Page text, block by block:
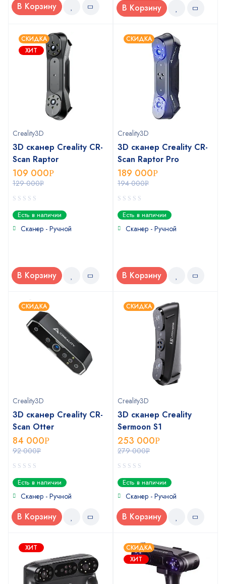
В Корзину В Корзину
СКИДКА
ХИТ
Creality3D
3D сканер Creality CR-
Scan Raptor
129 000Р
109 000Р
0
out
of
Есть в наличии
Сканер - Ручной
В Корзину
СКИДКА
Creality3D
3D сканер Creality CR-
Scan Raptor Pro
194 000Р
189 000Р
0
out
of
Есть в наличии
Сканер - Ручной
В Корзину
СКИДКА
Creality3D
3D сканер Creality CR-
Scan Otter
92 000Р
84 000Р
0
out
of
Есть в наличии
Сканер - Ручной
В Корзину
СКИДКА
Creality3D
3D сканер Creality
Sermoon S1
279 000Р
253 000Р
0
out
of
Есть в наличии
Сканер - Ручной
В Корзину
ХИТ
СКИДКА
ХИТ